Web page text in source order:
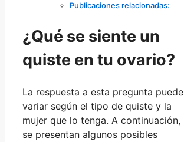
Publicaciones relacionadas:
¿Qué se siente un
quiste en tu ovario?
La respuesta a esta pregunta puede
variar según el tipo de quiste y la
mujer que lo tenga. A continuación,
se presentan algunos posibles